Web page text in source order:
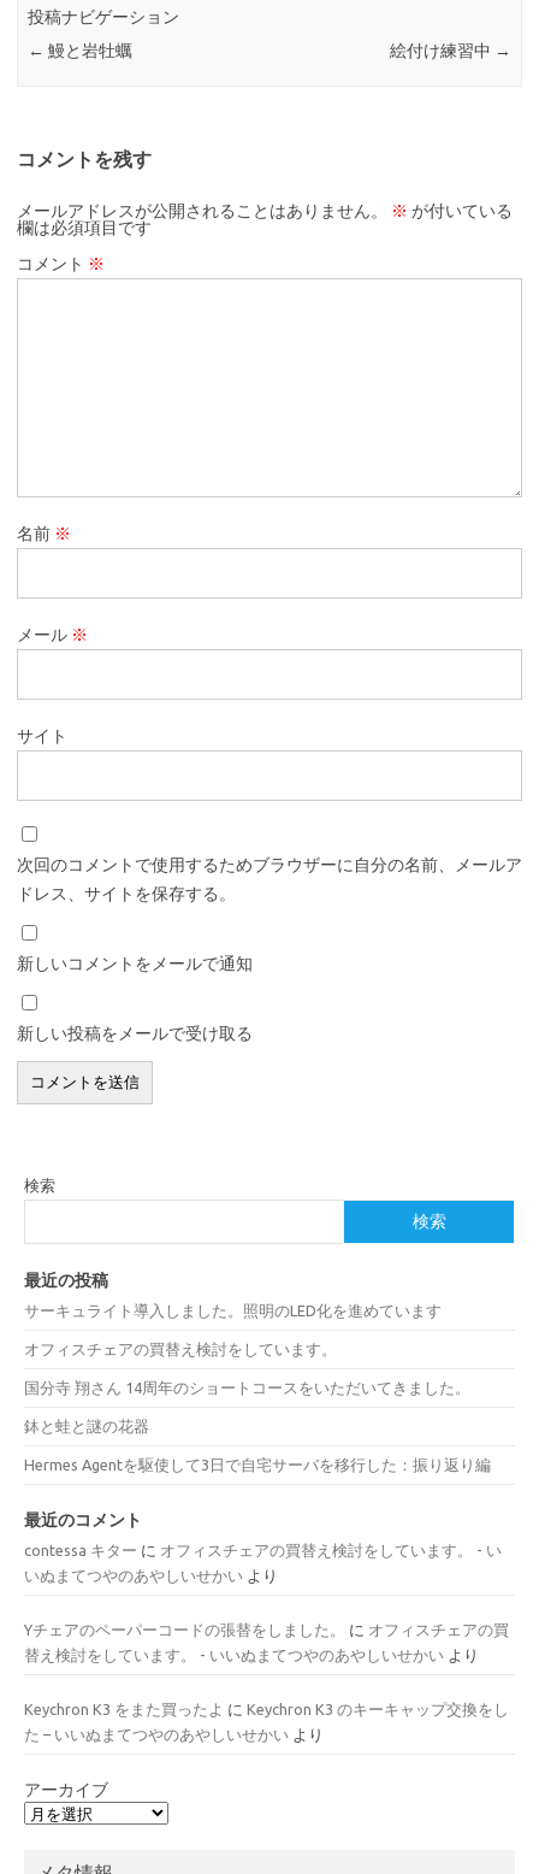
投稿ナビゲーション
← 鰻と岩牡蠣 絵付け練習中 →
コメントを残す
メールアドレスが公開されることはありません。 ※ が付いている
欄は必須項目です
コメント ※
名前 ※
メール ※
サイト
次回のコメントで使用するためブラウザーに自分の名前、メールア
ドレス、サイトを保存する。
新しいコメントをメールで通知
新しい投稿をメールで受け取る
検索
検索
最近の投稿
サーキュライト導入しました。照明のLED化を進めています
オフィスチェアの買替え検討をしています。
国分寺 翔さん 14周年のショートコースをいただいてきました。
鉢と蛙と謎の花器
Hermes Agentを駆使して3日で自宅サーバを移行した：振り返り編
最近のコメント
contessa キター に オフィスチェアの買替え検討をしています。 - い
いぬまてつやのあやしいせかい より
Yチェアのペーパーコードの張替をしました。 に オフィスチェアの買
替え検討をしています。 - いいぬまてつやのあやしいせかい より
Keychron K3 をまた買ったよ に Keychron K3 のキーキャップ交換をし
た – いいぬまてつやのあやしいせかい より
アーカイブ